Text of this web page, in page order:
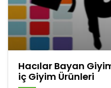
Hacılar Bayan
iç Giyim Ürünleri